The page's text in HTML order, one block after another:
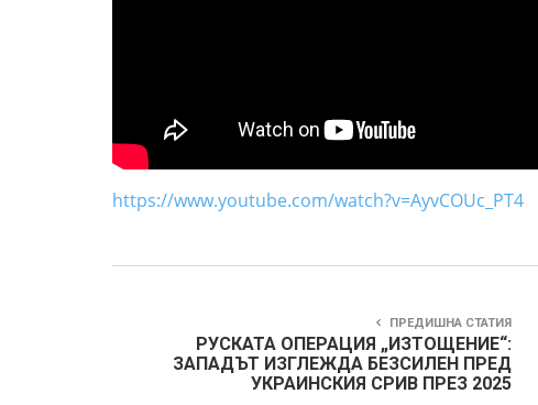
https://www.youtube.com/watch?v=AyvCOUc_PT4
ПРЕДИШНА СТАТИЯ
РУСКАТА ОПЕРАЦИЯ „ИЗТОЩЕНИЕ“:
ЗАПАДЪТ ИЗГЛЕЖДА БЕЗСИЛЕН ПРЕД
УКРАИНСКИЯ СРИВ ПРЕЗ 2025